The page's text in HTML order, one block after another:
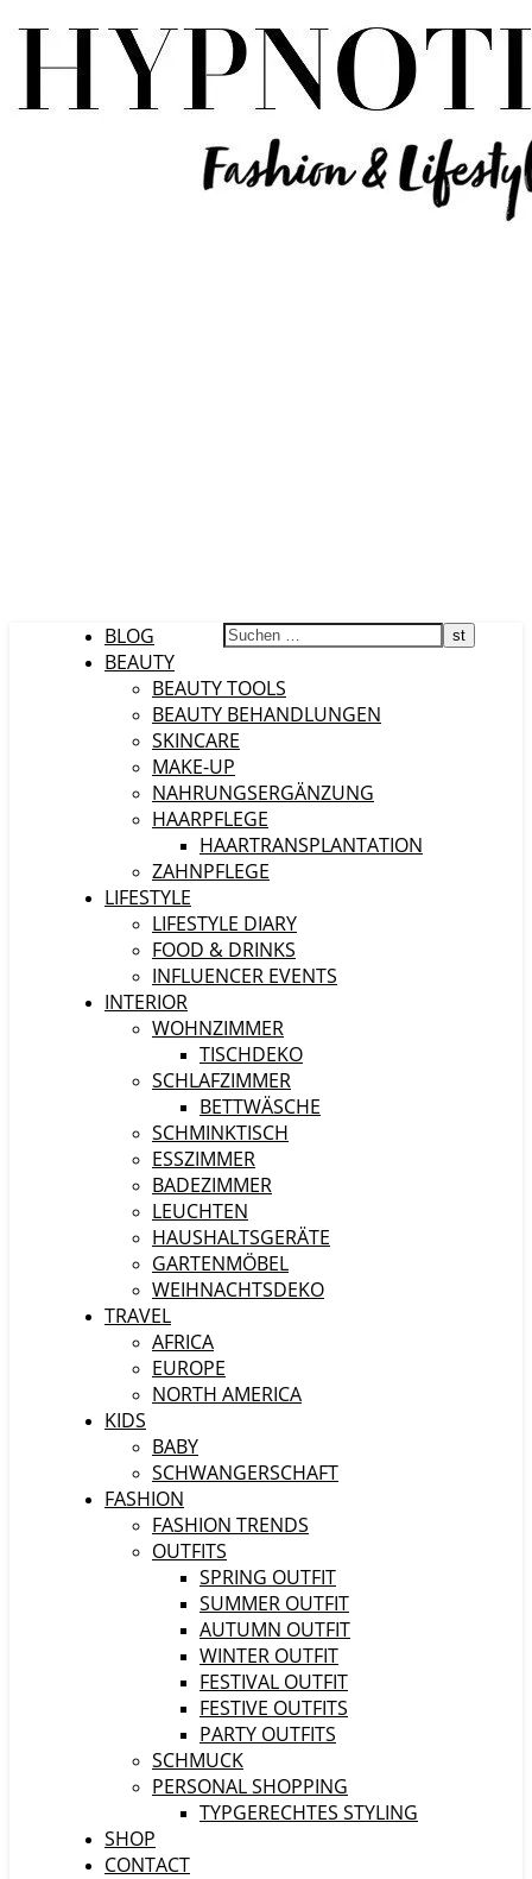
BLOG
BEAUTY
BEAUTY TOOLS
BEAUTY BEHANDLUNGEN
SKINCARE
MAKE-UP
NAHRUNGSERGÄNZUNG
HAARPFLEGE
HAARTRANSPLANTATION
ZAHNPFLEGE
LIFESTYLE
LIFESTYLE DIARY
FOOD & DRINKS
INFLUENCER EVENTS
INTERIOR
WOHNZIMMER
TISCHDEKO
SCHLAFZIMMER
BETTWÄSCHE
SCHMINKTISCH
ESSZIMMER
BADEZIMMER
LEUCHTEN
HAUSHALTSGERÄTE
GARTENMÖBEL
WEIHNACHTSDEKO
TRAVEL
AFRICA
EUROPE
NORTH AMERICA
KIDS
BABY
SCHWANGERSCHAFT
FASHION
FASHION TRENDS
OUTFITS
SPRING OUTFIT
SUMMER OUTFIT
AUTUMN OUTFIT
WINTER OUTFIT
FESTIVAL OUTFIT
FESTIVE OUTFITS
PARTY OUTFITS
SCHMUCK
PERSONAL SHOPPING
TYPGERECHTES STYLING
SHOP
CONTACT